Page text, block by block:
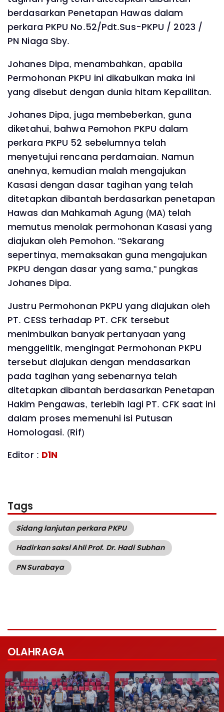
berdasarkan Penetapan Hawas dalam
perkara PKPU No.52/Pdt.Sus-PKPU / 2023 /
PN Niaga Sby.
Johanes Dipa, menambahkan, apabila
Permohonan PKPU ini dikabulkan maka ini
yang disebut dengan dunia hitam Kepailitan.
Johanes Dipa, juga membeberkan, guna
diketahui, bahwa Pemohon PKPU dalam
perkara PKPU 52 sebelumnya telah
menyetujui rencana perdamaian. Namun
anehnya, kemudian malah mengajukan
Kasasi dengan dasar tagihan yang telah
ditetapkan dibantah berdasarkan penetapan
Hawas dan Mahkamah Agung (MA) telah
memutus menolak permohonan Kasasi yang
diajukan oleh Pemohon. "Sekarang
sepertinya, memaksakan guna mengajukan
PKPU dengan dasar yang sama," pungkas
Johanes Dipa.
Justru Permohonan PKPU yang diajukan oleh
PT. CESS terhadap PT. CFK tersebut
menimbulkan banyak pertanyaan yang
menggelitik, mengingat Permohonan PKPU
tersebut diajukan dengan mendasarkan
pada tagihan yang sebenarnya telah
ditetapkan dibantah berdasarkan Penetapan
Hakim Pengawas, terlebih lagi PT. CFK saat ini
dalam proses memenuhi isi Putusan
Homologasi. (Rif)
Editor : D1N
Tags
Sidang lanjutan perkara PKPU
Hadirkan saksi Ahli Prof. Dr. Hadi Subhan
PN Surabaya
OLAHRAGA